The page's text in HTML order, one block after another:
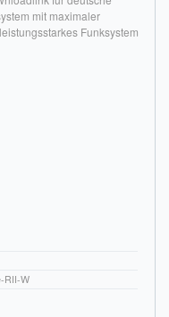
mit maximaler
Funksystem
RII-W